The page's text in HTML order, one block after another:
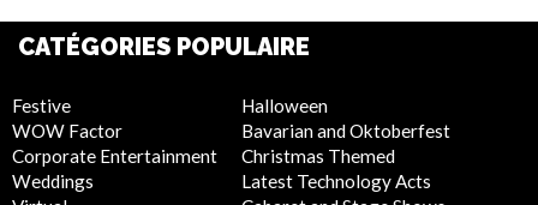
CATÉGORIES POPULAIRE
Festive
WOW Factor
Corporate Entertainment
Weddings
Halloween
Bavarian and Oktoberfest
Christmas Themed
Latest Technology Acts